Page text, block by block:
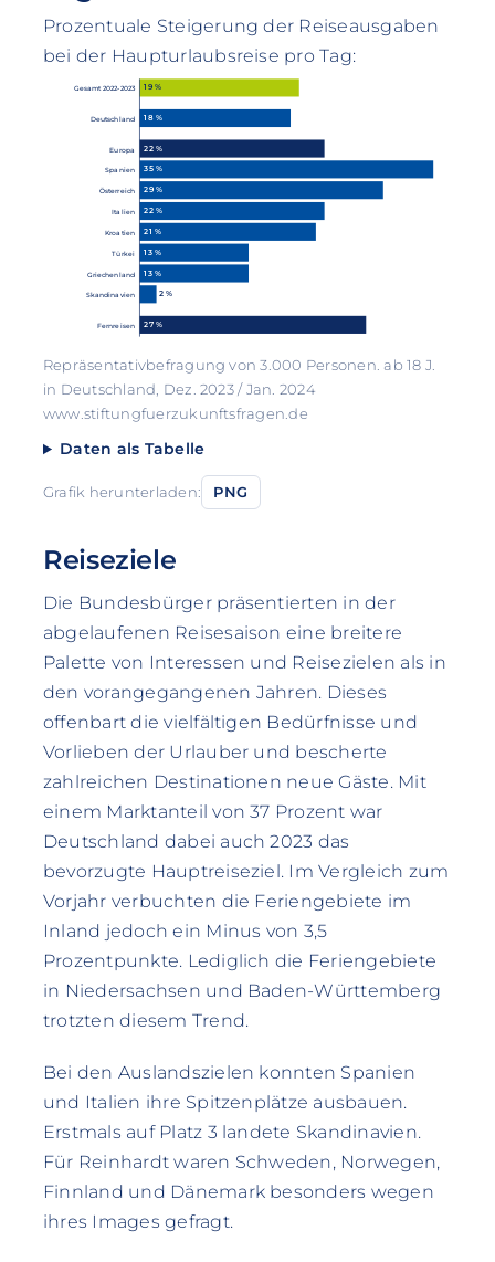
Prozentuale Steigerung der Reiseausgaben
bei der Haupturlaubsreise pro Tag:
Gesamt 2022-2023 19 %
Deutschland 18 %
Europa 22 %
Spanien 35 %
Österreich 29 %
Italien 22 %
Kroatien 21 %
Türkei 13 %
Griechenland 13 %
Skandinavien 2 %
Fernreisen 27 %
Repräsentativbefragung von 3.000 Personen. ab 18 J.
in Deutschland, Dez. 2023 / Jan. 2024
www.stiftungfuerzukunftsfragen.de
Daten als Tabelle
Grafik herunterladen: PNG
Reiseziele
Die Bundesbürger präsentierten in der
abgelaufenen Reisesaison eine breitere
Palette von Interessen und Reisezielen als in
den vorangegangenen Jahren. Dieses
offenbart die vielfältigen Bedürfnisse und
Vorlieben der Urlauber und bescherte
zahlreichen Destinationen neue Gäste. Mit
einem Marktanteil von 37 Prozent war
Deutschland dabei auch 2023 das
bevorzugte Hauptreiseziel. Im Vergleich zum
Vorjahr verbuchten die Feriengebiete im
Inland jedoch ein Minus von 3,5
Prozentpunkte. Lediglich die Feriengebiete
in Niedersachsen und Baden-Württemberg
trotzten diesem Trend.
Bei den Auslandszielen konnten Spanien
und Italien ihre Spitzenplätze ausbauen.
Erstmals auf Platz 3 landete Skandinavien.
Für Reinhardt waren Schweden, Norwegen,
Finnland und Dänemark besonders wegen
ihres Images gefragt.